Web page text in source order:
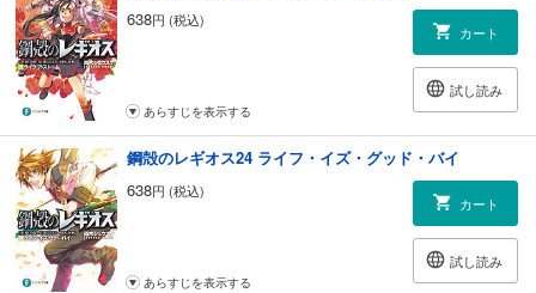
638円 (税込)
カート
試し読み
あらすじを表示する
鋼殻のレギオス24 ライフ・イズ・グッド・バイ
638円 (税込)
カート
試し読み
あらすじを表示する